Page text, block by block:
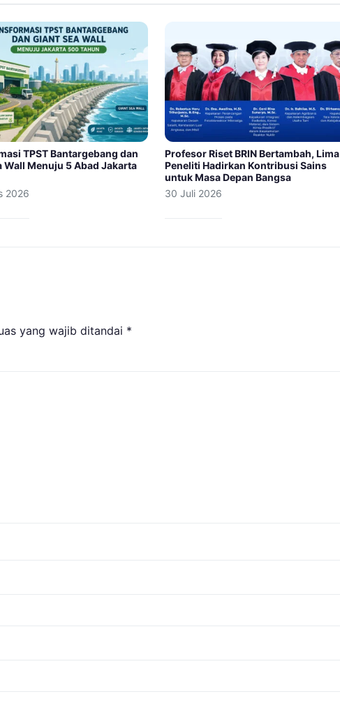
TPST Bantargebang dan
Wall Menuju 5 Abad Jakarta
2026
Profesor Riset BRIN Bertambah, Lima
Peneliti Hadirkan Kontribusi Sains
untuk Masa Depan Bangsa
30 Juli 2026
yang wajib ditandai *